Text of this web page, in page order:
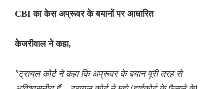
CBI का केस अप्रूवर के बयानों पर आधारित
केजरीवाल ने कहा,
"ट्रायल कोर्ट ने कहा कि अप्रूवर के बयान पूरी तरह से